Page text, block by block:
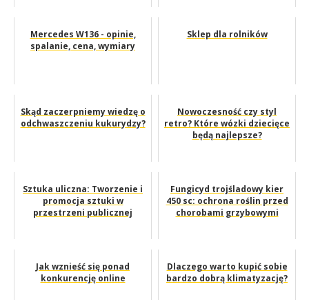
Mercedes W136 - opinie,
spalanie, cena, wymiary
Sklep dla rolników
Skąd zaczerpniemy wiedzę o
odchwaszczeniu kukurydzy?
Nowoczesność czy styl
retro? Które wózki dziecięce
będą najlepsze?
Sztuka uliczna: Tworzenie i
promocja sztuki w
przestrzeni publicznej
Fungicyd trojśladowy kier
450 sc: ochrona roślin przed
chorobami grzybowymi
Jak wznieść się ponad
konkurencję online
Dlaczego warto kupić sobie
bardzo dobrą klimatyzację?